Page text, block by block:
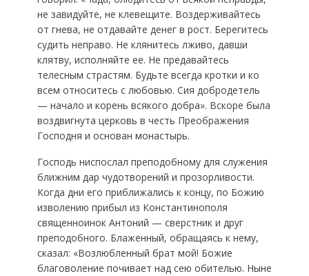
не завидуйте, не клевещите. Воздерживайтесь
от гнева, не отдавайте денег в рост. Берегитесь
судить неправо. Не клянитесь лживо, давши
клятву, исполняйте ее. Не предавайтесь
телесным страстям. Будьте всегда кротки и ко
всем относитесь с любовью. Сия добродетель
— начало и корень всякого добра». Вскоре была
воздвигнута церковь в честь Преображения
Господня и основан монастырь.
Господь ниспослал преподобному для служения
ближним дар чудотворений и прозорливости.
Когда дни его приближались к концу, по Божию
изволению прибыл из Константинополя
священноинок Антоний — сверстник и друг
преподобного. Блаженный, обращаясь к нему,
сказал: «Возлюбленный брат мой! Божие
благоволение почивает над сею обителью. Ныне